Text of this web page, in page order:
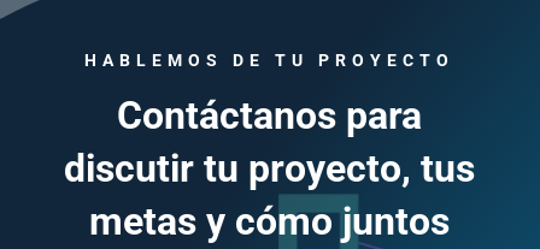
HABLEMOS DE TU PROYECTO
Contáctanos para
discutir tu proyecto, tus
metas y cómo juntos